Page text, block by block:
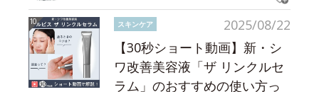
2025/08/22
スキンケア
【30秒ショート動画】新・シ
ワ改善美容液「ザ リンクルセ
ラム」のおすすめの使い方っ